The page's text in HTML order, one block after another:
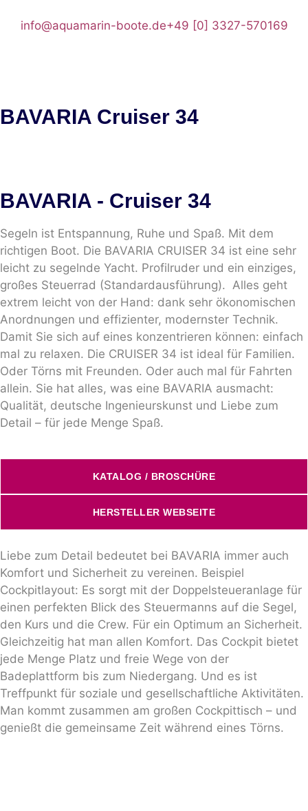
info@aquamarin-boote.de+49 [0] 3327-570169
BAVARIA Cruiser 34
BAVARIA - Cruiser 34
Segeln ist Entspannung, Ruhe und Spaß. Mit dem
richtigen Boot. Die BAVARIA CRUISER 34 ist eine sehr
leicht zu segelnde Yacht. Profilruder und ein einziges,
großes Steuerrad (Standardausführung). Alles geht
extrem leicht von der Hand: dank sehr ökonomischen
Anordnungen und effizienter, modernster Technik.
Damit Sie sich auf eines konzentrieren können: einfach
mal zu relaxen. Die CRUISER 34 ist ideal für Familien.
Oder Törns mit Freunden. Oder auch mal für Fahrten
allein. Sie hat alles, was eine BAVARIA ausmacht:
Qualität, deutsche Ingenieurskunst und Liebe zum
Detail – für jede Menge Spaß.
KATALOG / BROSCHÜRE
HERSTELLER WEBSEITE
Liebe zum Detail bedeutet bei BAVARIA immer auch
Komfort und Sicherheit zu vereinen. Beispiel
Cockpitlayout: Es sorgt mit der Doppelsteueranlage für
einen perfekten Blick des Steuermanns auf die Segel,
den Kurs und die Crew. Für ein Optimum an Sicherheit.
Gleichzeitig hat man allen Komfort. Das Cockpit bietet
jede Menge Platz und freie Wege von der
Badeplattform bis zum Niedergang. Und es ist
Treffpunkt für soziale und gesellschaftliche Aktivitäten.
Man kommt zusammen am großen Cockpittisch – und
genießt die gemeinsame Zeit während eines Törns.